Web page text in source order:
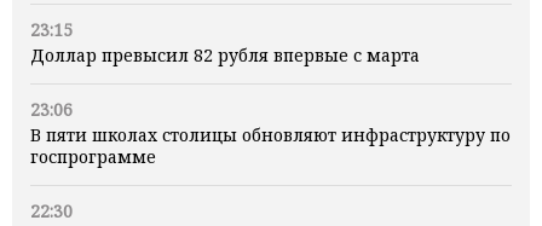
23:15
Доллар превысил 82 рубля впервые с марта
23:06
В пяти школах столицы обновляют инфраструктуру по
госпрограмме
22:30